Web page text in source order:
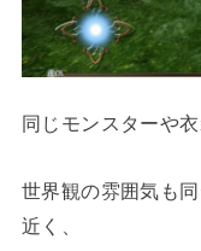
同じモンスターや衣
世界観の雰囲気も
近く、